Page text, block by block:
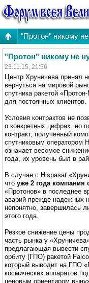
"Протон" никому
"Протон" никому не
23.11.15, 21:56
Центр Хруничева принял
вернуться на мировой
спутника ракетой
для постоянных клиентов.
Условия контрактов не
о конкретных цифрах, но
контракт, полученный
спутниковым оператором
означает весомое
года, их уровень был в
В случае с Hispasat
что уже 2 года компания
«Протонов» в последнее
аварий прежде надежных
непонятно, завершилась
этого года.
Резкое снижение цены
часть рынка у
предлагающая вывести
орбиту (ГПО) ракетой
который выводит на ГПО
космических аппаратов
ценовым ориентиром